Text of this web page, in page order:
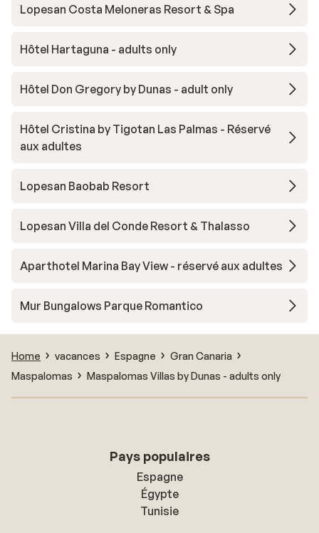
Lopesan Costa Meloneras Resort & Spa
Hôtel Hartaguna - adults only
Hôtel Don Gregory by Dunas - adult only
Hôtel Cristina by Tigotan Las Palmas - Réservé
aux adultes
Lopesan Baobab Resort
Lopesan Villa del Conde Resort & Thalasso
Aparthotel Marina Bay View - réservé aux adultes
Mur Bungalows Parque Romantico
Home vacances Espagne
Gran Canaria
Maspalomas
Maspalomas Villas by Dunas - adults only
Pays populaires
Espagne
Égypte
Tunisie